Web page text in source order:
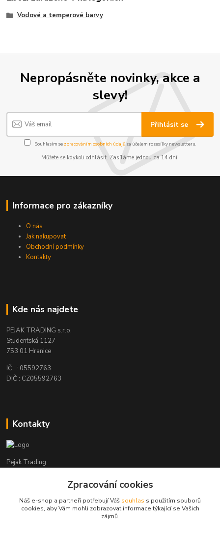
Vodové a temperové barvy
Nepropásněte novinky, akce a
slevy!
Přihlásit se
Souhlasím se zpracováním osobních údajůza účelem rozesílky newsletteru.
Můžete se kdykoli odhlásit. Zasíláme jednou za 14 dní.
Informace pro zákazníky
O nás
Jak nakupovat
Obchodní podmínky
Kontakty
Kde nás najdete
PEJAK TRADING s.r.o.
Studentská 1127
753 01 Hranice
IČ : 05592763
DIČ : CZ05592763
Kontakty
Pejak Trading
+ 420 724 280 132
(Po-Pá, 8-16 hod.)
Zpracování cookies
Náš e-shop a partneři potřebují Váš souhlas s použitím souborů
cookies, aby Vám mohli zobrazovat informace týkající se Vašich
zájmů.